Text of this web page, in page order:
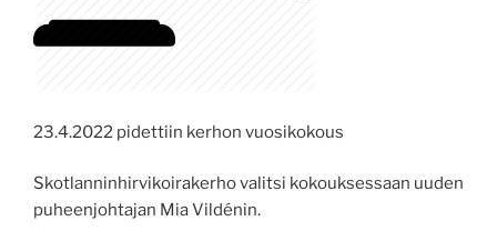
23.4.2022 pidettiin kerhon vuosikokous
Skotlanninhirvikoirakerho valitsi kokouksessaan uuden
puheenjohtajan Mia Vildénin.